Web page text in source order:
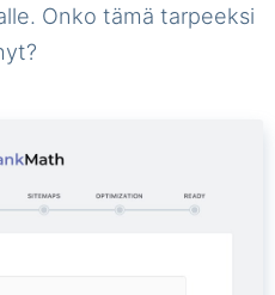
Onko tämä tarpeeksi